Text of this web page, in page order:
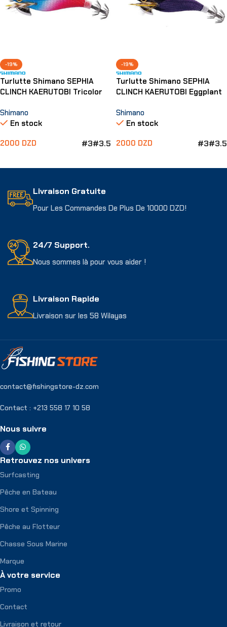
-19%
Turlutte Shimano SEPHIA
CLINCH KAERUTOBI Tricolor
Shimano
En stock
2000 DZD #3#3.5
-19%
Turlutte Shimano SEPHIA
CLINCH KAERUTOBI Eggplant
Shimano
En stock
2000 DZD #3#3.5
Livraison Gratuite
Pour Les Commandes De Plus De 10000 DZD!
24/7 Support.
Nous sommes là pour vous aider !
Livraison Rapide
Livraison sur les 58 Wilayas
contact@fishingstore-dz.com
Contact : +213 558 17 10 58
Nous suivre
Retrouvez nos univers
Surfcasting
Pêche en Bateau
Shore et Spinning
Pêche au Flotteur
Chasse Sous Marine
Marque
À votre service
Promo
Contact
Livraison et retour